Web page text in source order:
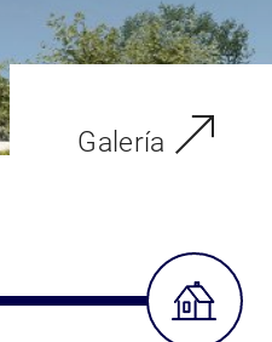
Galería